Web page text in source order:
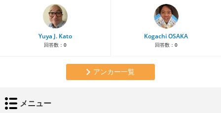
Yuya J. Kato
回答数： 0
Kogachi OSAKA
回答数： 0
アンカー一覧
メニュー